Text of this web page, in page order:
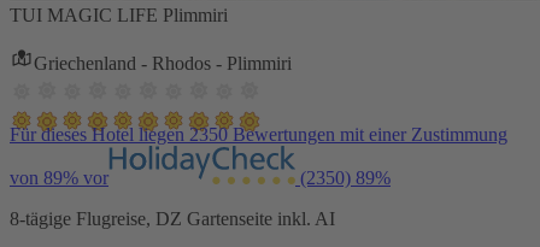
TUI MAGIC LIFE Plimmiri
Griechenland - Rhodos - Plimmiri
Für dieses Hotel liegen 2350 Bewertungen mit einer Zustimmung
von 89% vor (2350) 89%
8-tägige Flugreise, DZ Gartenseite inkl. AI